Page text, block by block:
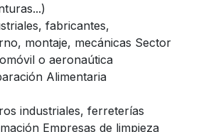
fabricantes,
montaje, mecánicas Sector
o aeronaútica
Alimentaria
industriales, ferreterías
Empresas de limpieza